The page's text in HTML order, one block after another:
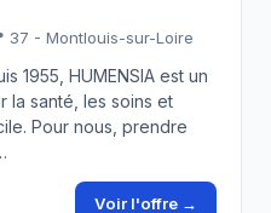
37 - Montlouis-sur-Loire
1955, HUMENSIA est un
la santé, les soins et
Pour nous, prendre
Voir l'offre →